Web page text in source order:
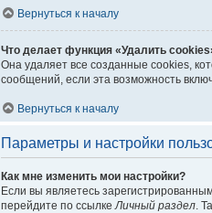
Вернуться к началу
Что делает функция «Удалить
Она удаляет все созданные cookies,
сообщений, если эта возможность
Вернуться к началу
Параметры и настройки
Как мне изменить мои настройки?
Если вы являетесь
перейдите по ссылке Личный раздел .